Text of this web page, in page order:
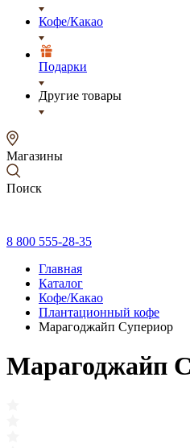
Кофе/Какао
Подарки
Другие товары
Магазины
Поиск
8 800 555-28-35
Главная
Каталог
Кофе/Какао
Плантационный кофе
Марагоджайп Супериор
Марагоджайп